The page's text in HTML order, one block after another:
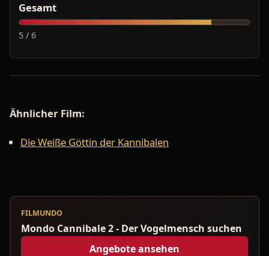
Gesamt
5 / 6
Ähnlicher Film:
Die Weiße Göttin der Kannibalen
FILMUNDO
Mondo Cannibale 2 - Der Vogelmensch suchen
Angebote ansehen